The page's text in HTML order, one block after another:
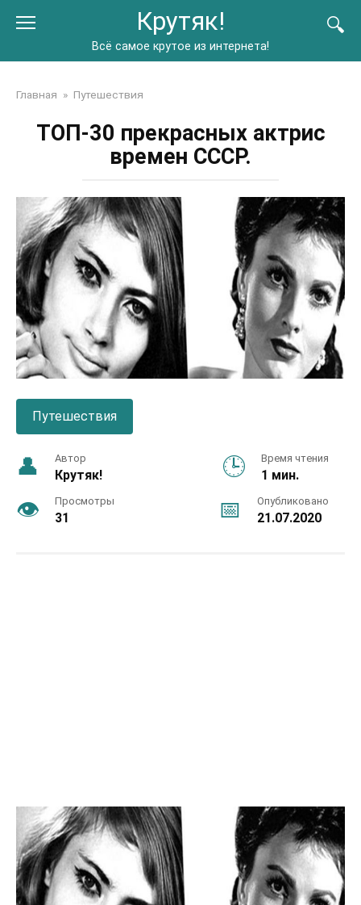
Крутяк!
Всё самое крутое из интернета!
Главная » Путешествия
ТОП-30 прекрасных актрис
времен СССР.
Путешествия
Автор
Крутяк!
Время чтения
1 мин.
Просмотры
31
Опубликовано
21.07.2020